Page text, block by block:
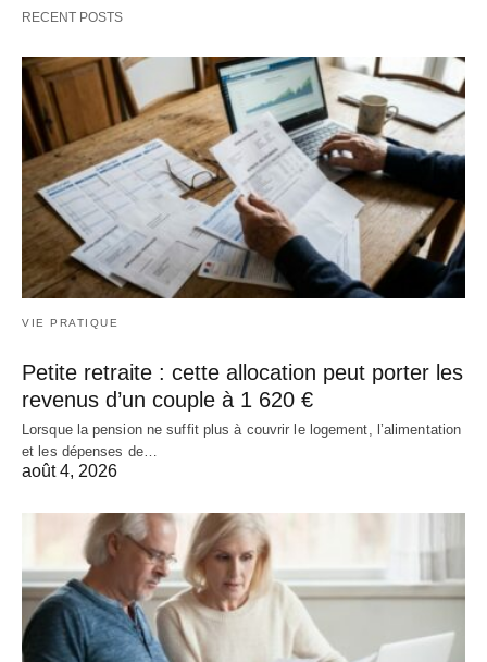
RECENT POSTS
VIE PRATIQUE
Petite retraite : cette allocation peut porter les
revenus d’un couple à 1 620 €
Lorsque la pension ne suffit plus à couvrir le logement, l’alimentation
et les dépenses de…
août 4, 2026